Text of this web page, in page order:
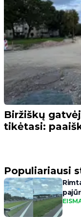
Biržiškų
tikėtasi:
Populiariausi